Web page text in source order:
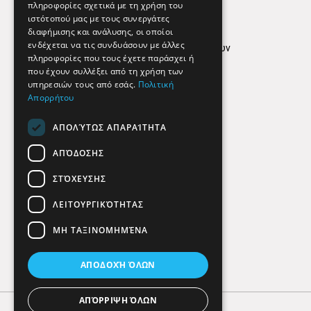
Απόρρητο
Όροι Χρήσης
Πολιτική προστασίας δεδομένων
Findhere
Social Media
πληροφορίες σχετικά με τη χρήση του
ιστότοπού μας με τους συνεργάτες
διαφήμισης και ανάλυσης, οι οποίοι
ενδέχεται να τις συνδυάσουν με άλλες
πληροφορίες που τους έχετε παράσχει ή
που έχουν συλλέξει από τη χρήση των
υπηρεσιών τους από εσάς. Πολιτική
Απορρήτου
ΑΠΟΛΎΤΩΣ ΑΠΑΡΑΊΤΗΤΑ
ΑΠΌΔΟΣΗΣ
ΣΤΌΧΕΥΣΗΣ
ΛΕΙΤΟΥΡΓΙΚΌΤΗΤΑΣ
ΜΗ ΤΑΞΙΝΟΜΗΜΈΝΑ
ΑΠΟΔΟΧΉ ΌΛΩΝ
ΑΠΌΡΡΙΨΗ ΌΛΩΝ